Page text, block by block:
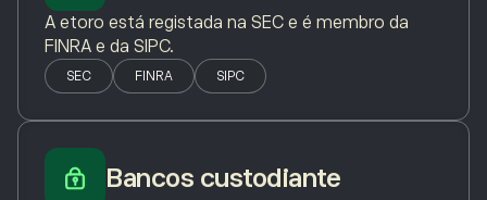
A etoro está registada na SEC e é membro da
FINRA e da SIPC.
SEC FINRA SIPC
Bancos custodiante